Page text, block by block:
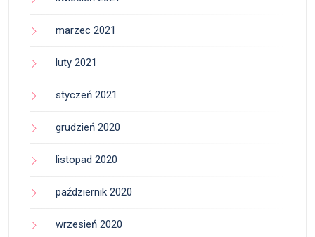
marzec 2021
luty 2021
styczeń 2021
grudzień 2020
listopad 2020
październik 2020
wrzesień 2020